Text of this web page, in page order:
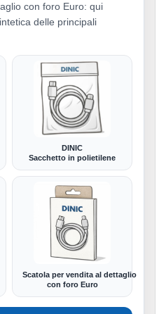
con foro Euro: qui
delle principali
DINIC
Sacchetto in polietilene
Scatola per vendita al dettaglio
con foro Euro